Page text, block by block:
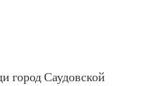
город Саудовской